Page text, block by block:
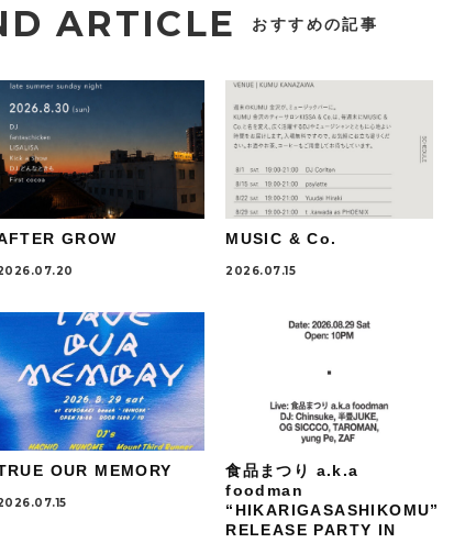
ARTICLE おすすめの記事
GROW MUSIC & Co.
2026.07.15
OUR MEMORY
食品まつり a.k.a
foodman
“HIKARIGASASHIKOMU”
RELEASE PARTY IN